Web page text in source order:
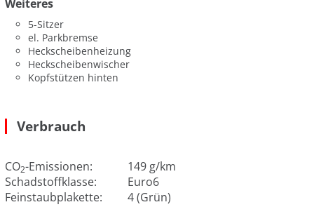
Weiteres
5-Sitzer
el. Parkbremse
Heckscheibenheizung
Heckscheibenwischer
Kopfstützen hinten
Verbrauch
CO2-Emissionen:
149 g/km
Schadstoffklasse:
Euro6
Feinstaubplakette:
4 (Grün)